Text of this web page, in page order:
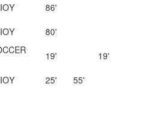
86'
80'
19'
19'
25' 55'